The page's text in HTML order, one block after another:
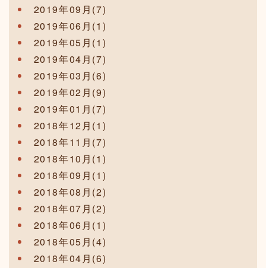
2019年09月(7)
2019年06月(1)
2019年05月(1)
2019年04月(7)
2019年03月(6)
2019年02月(9)
2019年01月(7)
2018年12月(1)
2018年11月(7)
2018年10月(1)
2018年09月(1)
2018年08月(2)
2018年07月(2)
2018年06月(1)
2018年05月(4)
2018年04月(6)